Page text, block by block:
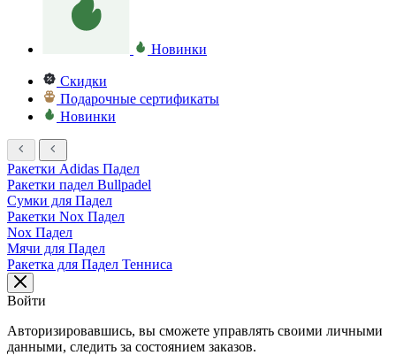
Новинки
Скидки
Подарочные сертификаты
Новинки
Ракетки Adidas Падел
Ракетки падел Bullpadel
Сумки для Падел
Ракетки Nox Падел
Nox Падел
Мячи для Падел
Ракетка для Падел Тенниса
Войти
Авторизировавшись, вы сможете управлять своими личными
данными, следить за состоянием заказов.